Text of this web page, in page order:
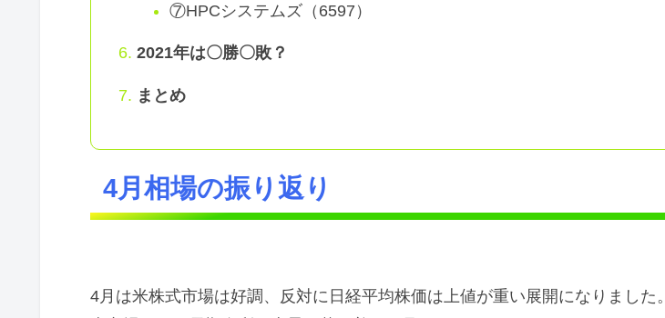
⑦HPCシステムズ（6597）
2021年は〇勝〇敗？
まとめ
4月相場の振り返り
4月は米株式市場は好調、反対に日経平均株価は上値が重い展開になりました。